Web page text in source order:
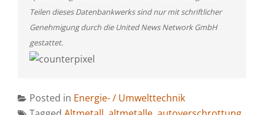
Teilen dieses Datenbankwerks sind nur mit schriftlicher
Genehmigung durch die United News Network GmbH
gestattet.
Posted in Energie- / Umwelttechnik